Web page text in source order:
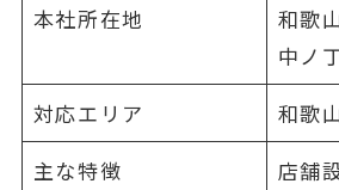
本社所在地
和歌
中ノ
対応エリア
和歌
主な特徴
店舗